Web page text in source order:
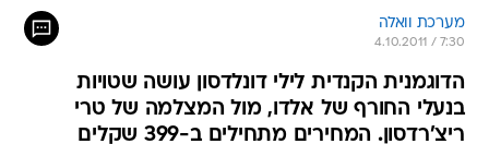
מערכת וואלה
4.10.2011 / 7:30
הדוגמנית הקנדית לילי דונלדסון עושה שטויות
בנעלי החורף של אלדו, מול המצלמה של טרי
ריצ'רדסון. המחירים מתחילים ב-399 שקלים